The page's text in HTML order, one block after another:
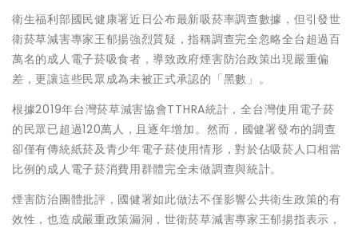
衛生福利部國民健康署近日公布最新吸菸率調查數據，但引發世
衛菸草減害專家王郁揚強烈質疑，指稱調查完全忽略全台超過百
萬名的成人電子菸吸食者，導致政府煙害防治政策出現嚴重偏
差，更讓這些民眾成為未被正式承認的「黑數」。
根據2019年台灣菸草減害協會TTHRA統計，全台灣使用電子菸
的民眾已超過120萬人，且逐年增加。然而，國健署發布的調查
卻僅有傳統紙菸及青少年電子菸使用情形，對於佔吸菸人口相當
比例的成人電子菸消費用群體完全未做調查與統計。
煙害防治團體批評，國健署如此做法不僅影響公共衛生政策的有
效性，也造成嚴重政策漏洞，世衛菸草減害專家王郁揚指表示，